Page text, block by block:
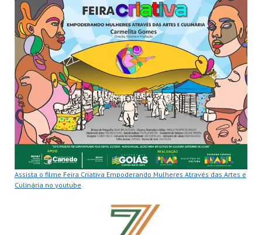
Assista o filme Feira Criativa Empoderando Mulheres Através das Artes e
Culinária no youtube